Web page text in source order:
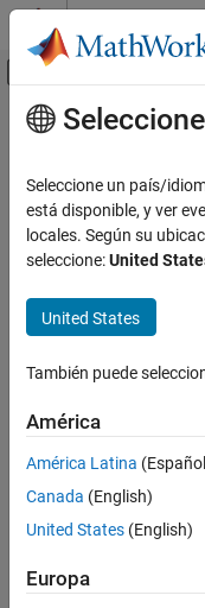
Saltar al contenido
Mostrar/
Inicio de Documentación
Contenido principal
Seleccione un país/
está disponible, y ver
locales. Según su
seleccione:United
United States
También puede
América
América Latina
Canada (English)
United States (English)
Europa